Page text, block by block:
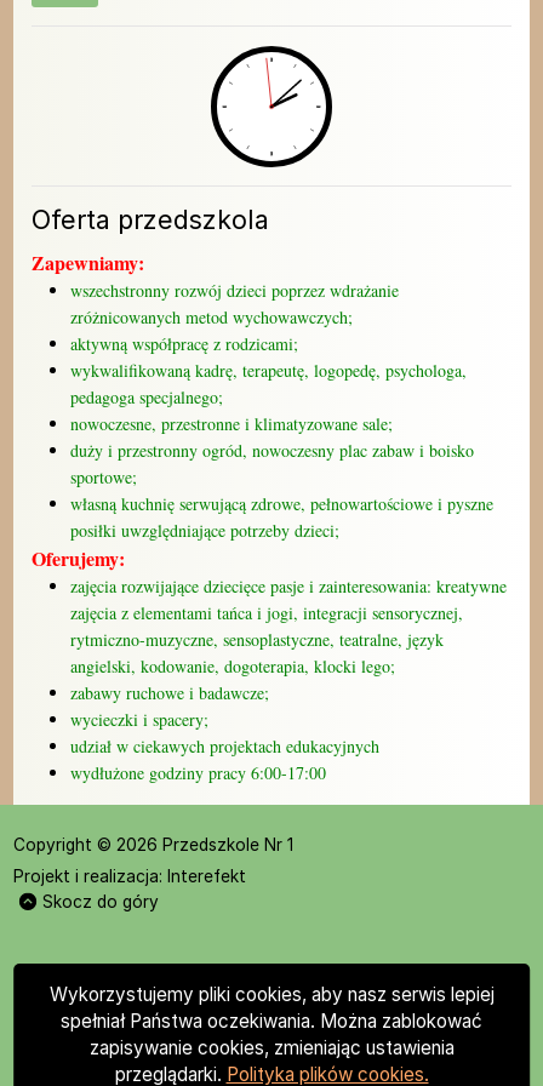
Wykorzystujemy pliki cookies, aby nasz serwis lepiej
spełniał Państwa oczekiwania. Można zablokować
zapisywanie cookies, zmieniając ustawienia
przeglądarki. Polityka plików cookies.
Oferta przedszkola
Zapewniamy:
wszechstronny rozwój dzieci poprzez wdrażanie
zróżnicowanych metod wychowawczych;
aktywną współpracę z rodzicami;
wykwalifikowaną kadrę, terapeutę, logopedę, psychologa,
pedagoga specjalnego;
nowoczesne, przestronne i klimatyzowane sale;
duży i przestronny ogród, nowoczesny plac zabaw i boisko
sportowe;
własną kuchnię serwującą zdrowe, pełnowartościowe i pyszne
posiłki uwzględniające potrzeby dzieci;
Oferujemy:
zajęcia rozwijające dziecięce pasje i zainteresowania: kreatywne
zajęcia z elementami tańca i jogi, integracji sensorycznej,
rytmiczno-muzyczne, sensoplastyczne, teatralne, język
angielski, kodowanie, dogoterapia, klocki lego;
zabawy ruchowe i badawcze;
wycieczki i spacery;
udział w ciekawych projektach edukacyjnych
wydłużone godziny pracy 6:00-17:00
Copyright © 2026 Przedszkole Nr 1
Projekt i realizacja: Interefekt
Skocz do góry